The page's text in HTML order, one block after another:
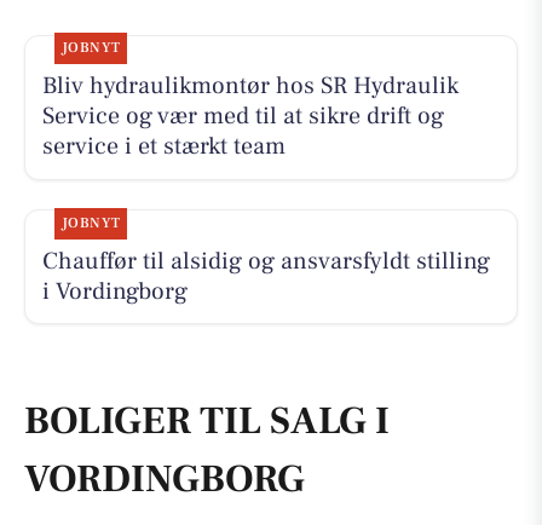
JOBNYT
Bliv hydraulikmontør hos SR Hydraulik
Service og vær med til at sikre drift og
service i et stærkt team
JOBNYT
Chauffør til alsidig og ansvarsfyldt stilling
i Vordingborg
BOLIGER TIL SALG I
VORDINGBORG